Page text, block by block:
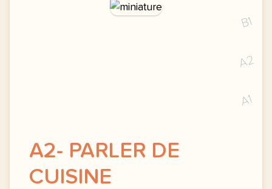
B1
A2
A1
A2- PARLER DE
CUISINE